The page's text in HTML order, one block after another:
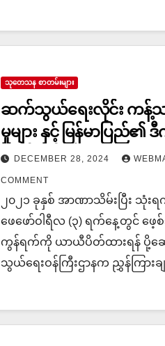
သုတေသန စာတမ်းများ
ဆက်သွယ်ရေးလိုင်း ကန့်
မှုများ နှင့် မြန်မာပြည်၏
လွတ်လပ်ခွင့် အခြေအနေ
DECEMBER 28, 2024
COMMENT
၂၀၂၁ ခုနှစ် အာဏာသိမ်းပြီး သုံး
ဖေဖော်ဝါရီလ (၃) ရက်နေ့တွင် ဖ
ကွန်ရက်ကို ယာယီပိတ်ထားရန် ပို့ဆ
သွယ်ရေးဝန်ကြီးဌာနက ညွှန်ကြား